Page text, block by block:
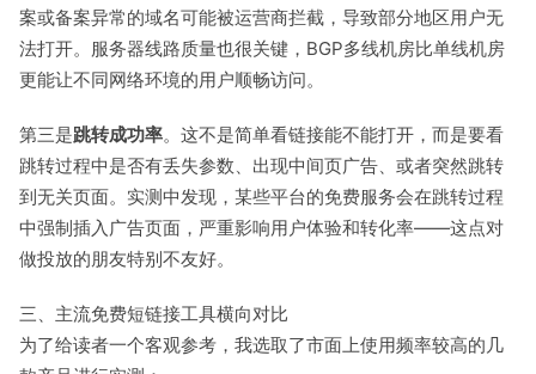
案或备案异常的域名可能被运营商拦截，导致部分地区用户无
法打开。服务器线路质量也很关键，BGP多线机房比单线机房
更能让不同网络环境的用户顺畅访问。
第三是跳转成功率。这不是简单看链接能不能打开，而是要看
跳转过程中是否有丢失参数、出现中间页广告、或者突然跳转
到无关页面。实测中发现，某些平台的免费服务会在跳转过程
中强制插入广告页面，严重影响用户体验和转化率——这点对
做投放的朋友特别不友好。
三、主流免费短链接工具横向对比
为了给读者一个客观参考，我选取了市面上使用频率较高的几